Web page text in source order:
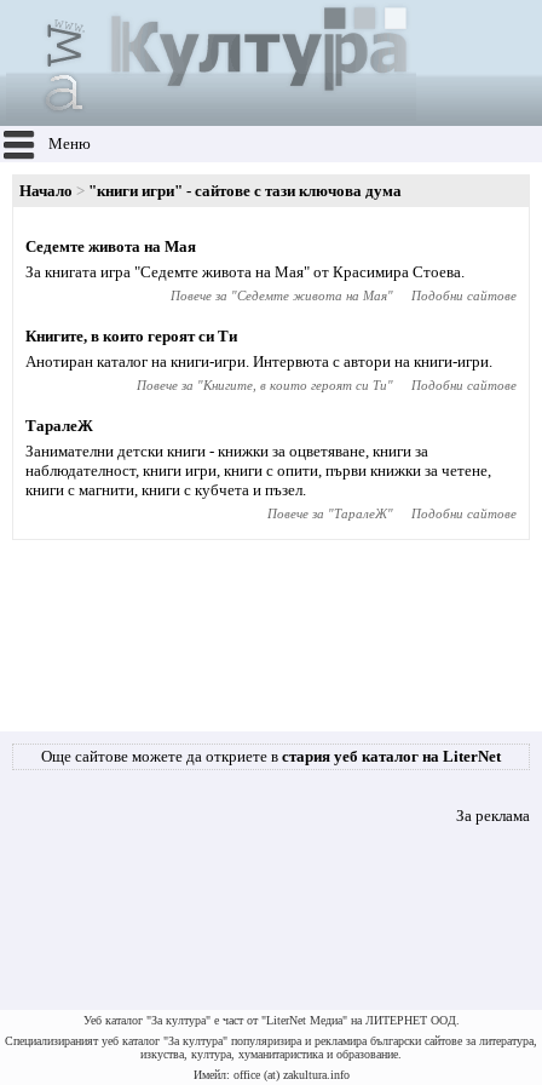
Меню
Начало "книги игри" - сайтове с тази ключова дума
Седемте живота на Мая
За книгата игра "Седемте живота на Мая" от Красимира Стоева.
Повече за "Седемте живота на Мая" Подобни сайтове
Книгите, в които героят си Ти
Анотиран каталог на книги-игри. Интервюта с автори на книги-игри.
Повече за "Книгите, в които героят си Ти" Подобни сайтове
ТаралеЖ
Занимателни детски книги - книжки за оцветяване, книги за
наблюдателност, книги игри, книги с опити, първи книжки за четене,
книги с магнити, книги с кубчета и пъзел.
Повече за "ТаралеЖ" Подобни сайтове
Още сайтове можете да откриете в стария уеб каталог на LiterNet
За реклама
Уеб каталог "За култура" е част от "LiterNet Медиа" на ЛИТЕРНЕТ ООД.
Специализираният уеб каталог "За култура" популяризира и рекламира български сайтове за литература,
изкуства, култура, хуманитаристика и образование.
Имейл: office (at) zakultura.info